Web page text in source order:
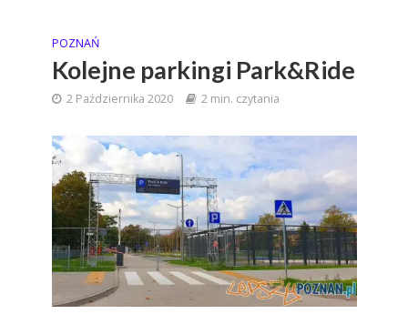
POZNAŃ
Kolejne parkingi Park&Ride
2 Października 2020 2 min. czytania